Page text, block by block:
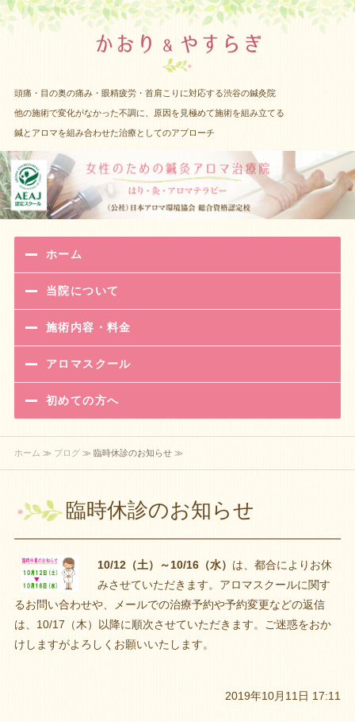
渋谷 女
頭痛・目の奥の痛み・眼精疲労・首肩こりに対応する渋谷の鍼灸院
他の施術で変化がなかった不調に、原因を見極めて施術を組み立てる
鍼とアロマを組み合わせた治療としてのアプローチ
ホーム
当院について
施術内容・料金
アロマスクール
初めての方へ
ホーム ≫ ブログ≫ 臨時休診のお知らせ ≫
臨時休診のお知らせ
10/12（土）～10/16（水） は、都合によりお休
みさせていただきます。アロマスクールに関す
るお問い合わせや、メールでの治療予約や予約変更などの返信
は、10/17（木）以降に順次させていただきます。ご迷惑をおか
けしますがよろしくお願いいたします。
2019年10月11日 17:11